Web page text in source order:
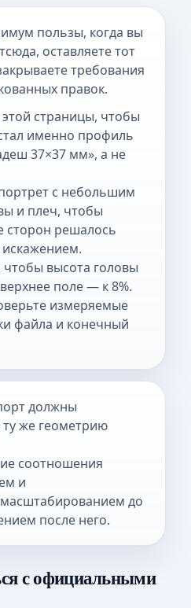
пользы, когда вы
оставляете тот
требования
правок.
страницы, чтобы
именно профиль
37×37 мм», а не
с небольшим
и плеч, чтобы
сторон решалось
чтобы высота головы
поле — к 8%.
измеряемые
файла и конечный
должны
ту же геометрию
соотношения
и
до
после него.
с официальными